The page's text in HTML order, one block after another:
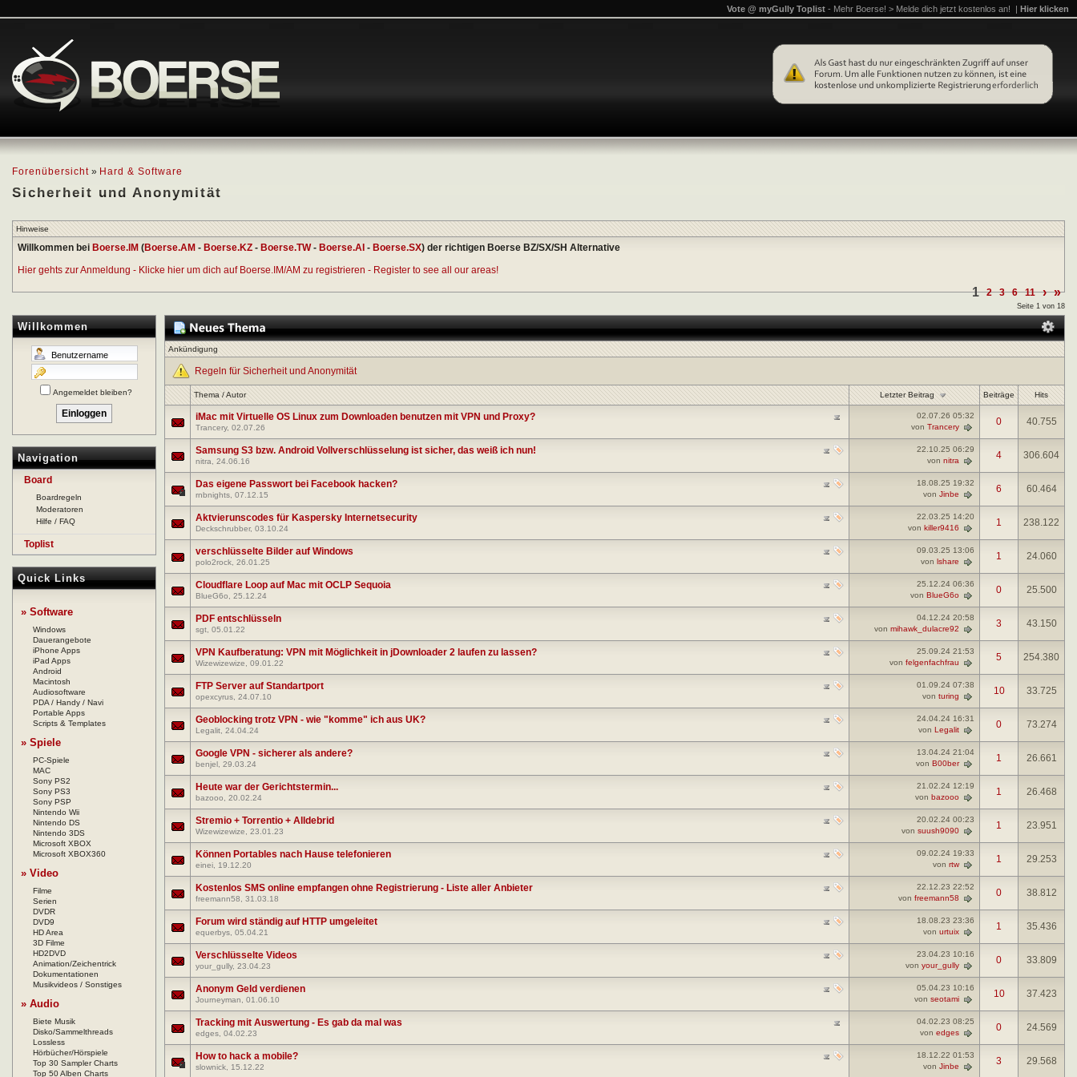
Forenübersicht » Hard & Software
Sicherheit und Anonymität
Vote @ myGully Toplist - Mehr Boerse! > Melde dich jetzt kostenlos an! | Hier klicken
Hinweise
Willkommen bei Boerse.IM (Boerse.AM - Boerse.KZ - Boerse.TW- Boerse.AI - Boerse.SX) der richtigen Boerse BZ/SX/SH Alternative
Hier gehts zur Anmeldung - Klicke hier um dich auf Boerse.IM/AM zu registrieren - Register to see all our areas!
Willkommen
Angemeldet bleiben?
Navigation
Board
Boardregeln
Moderatoren
Hilfe / FAQ
Toplist
Quick Links
» Software
Windows
Dauerangebote
iPhone Apps
iPad Apps
Android
Macintosh
Audiosoftware
PDA / Handy / Navi
Portable Apps
Scripts & Templates
» Spiele
PC-Spiele
MAC
Sony PS2
Sony PS3
Sony PSP
Nintendo Wii
Nintendo DS
Nintendo 3DS
Microsoft XBOX
Microsoft XBOX360
» Video
Filme
Serien
DVDR
DVD9
HD Area
3D Filme
HD2DVD
Animation/Zeichentrick
Dokumentationen
Musikvideos / Sonstiges
» Audio
Biete Musik
Disko/Sammelthreads
Lossless
Hörbücher/Hörspiele
Top 30 Sampler Charts
Top 50 Alben Charts
1 2 3 6 11 › »
Seite 1 von 18
Ankündigung
Regeln für Sicherheit und Anonymität
Thema/Autor Letzter Beitrag Beiträge Hits
iMac mit Virtuelle OS Linux zum Downloaden benutzen mit VPN und Proxy?
Trancery, 02.07.26
02.07.26 05:32
von Trancery 0 40.755
Samsung S3 bzw. Android Vollverschlüsselung ist sicher, das weiß ich nun!
nitra, 24.06.16
22.10.25 06:29
von nitra 4 306.604
Das eigene Passwort bei Facebook hacken?
rnbnights, 07.12.15
18.08.25 19:32
von Jinbe 6 60.464
Aktvierunscodes für Kaspersky Internetsecurity
Deckschrubber, 03.10.24
22.03.25 14:20
von killer9416 1 238.122
verschlüsselte Bilder auf Windows
polo2rock, 26.01.25
09.03.25 13:06
von lshare 1 24.060
Cloudflare Loop auf Mac mit OCLP Sequoia
BlueG6o, 25.12.24
25.12.24 06:36
von BlueG6o 0 25.500
PDF entschlüsseln
sgt, 05.01.22
04.12.24 20:58
von mihawk_dulacre92 3 43.150
VPN Kaufberatung: VPN mit Möglichkeit in jDownloader 2 laufen zu lassen?
Wizewizewize, 09.01.22
25.09.24 21:53
von felgenfachfrau 5 254.380
FTP Server auf Standartport
opexcyrus, 24.07.10
01.09.24 07:38
von turing 10 33.725
Geoblocking trotz VPN - wie "komme" ich aus UK?
Legalit, 24.04.24
24.04.24 16:31
von Legalit 0 73.274
Google VPN - sicherer als andere?
benjel , 29.03.24
13.04.24 21:04
von B00ber 1 26.661
Heute war der Gerichtstermin...
bazooo, 20.02.24
21.02.24 12:19
von bazooo 1 26.468
Stremio + Torrentio + Alldebrid
Wizewizewize, 23.01.23
20.02.24 00:23
von suush9090 1 23.951
Können Portables nach Hause telefonieren
einei, 19.12.20
09.02.24 19:33
von rtw 1 29.253
Kostenlos SMS online empfangen ohne Registrierung - Liste aller Anbieter
freemann58, 31.03.18
22.12.23 22:52
von freemann58 0 38.812
Forum wird ständig auf HTTP umgeleitet
equerbys, 05.04.21
18.08.23 23:36
von urtuix 1 35.436
Verschlüsselte Videos
your_gully, 23.04.23
23.04.23 10:16
von your_gully 0 33.809
Anonym Geld verdienen
Journeyman, 01.06.10
05.04.23 10:16
von seotami 10 37.423
Tracking mit Auswertung - Es gab da mal was
edges, 04.02.23
04.02.23 08:25
von edges 0 24.569
How to hack a mobile?
slownick, 15.12.22
18.12.22 01:53
von Jinbe 3 29.568